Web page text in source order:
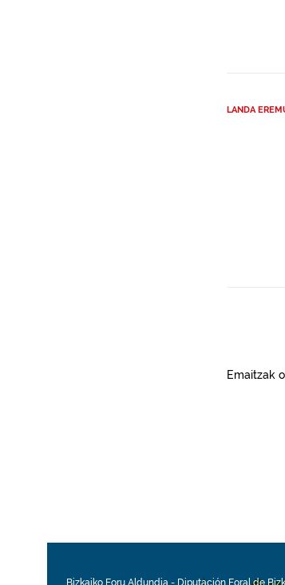
LANDA
Emaitzak